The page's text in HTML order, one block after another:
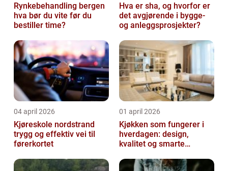
Rynkebehandling bergen
hva bør du vite før du
bestiller time?
Hva er sha, og hvorfor er
det avgjørende i bygge-
og anleggsprosjekter?
04 april 2026
Kjøreskole nordstrand
trygg og effektiv vei til
førerkortet
01 april 2026
Kjøkken som fungerer i
hverdagen: design,
kvalitet og smarte